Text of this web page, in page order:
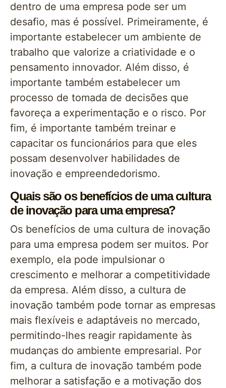
dentro de uma empresa pode ser um
desafio, mas é possível. Primeiramente, é
importante estabelecer um ambiente de
trabalho que valorize a criatividade e o
pensamento innovador. Além disso, é
importante também estabelecer um
processo de tomada de decisões que
favoreça a experimentação e o risco. Por
fim, é importante também treinar e
capacitar os funcionários para que eles
possam desenvolver habilidades de
inovação e empreendedorismo.
Quais são os benefícios de uma cultura
de inovação para uma empresa?
Os benefícios de uma cultura de inovação
para uma empresa podem ser muitos. Por
exemplo, ela pode impulsionar o
crescimento e melhorar a competitividade
da empresa. Além disso, a cultura de
inovação também pode tornar as empresas
mais flexíveis e adaptáveis no mercado,
permitindo-lhes reagir rapidamente às
mudanças do ambiente empresarial. Por
fim, a cultura de inovação também pode
melhorar a satisfação e a motivação dos